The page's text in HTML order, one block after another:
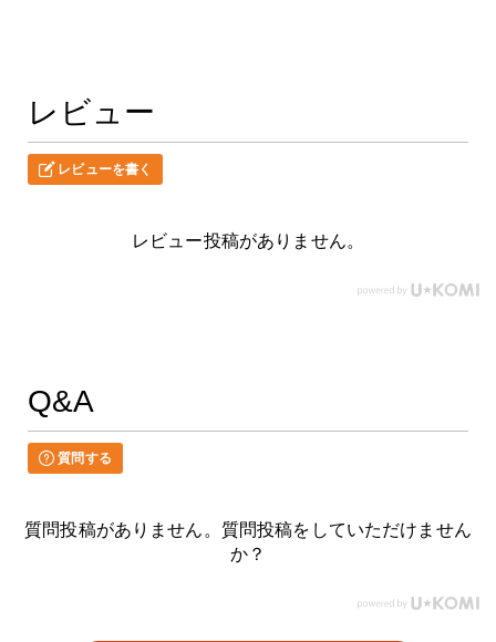
レビュー
レビューを書く
レビュー投稿がありません。
Q&A
質問する
質問投稿がありません。質問投稿をしていただけません
か？